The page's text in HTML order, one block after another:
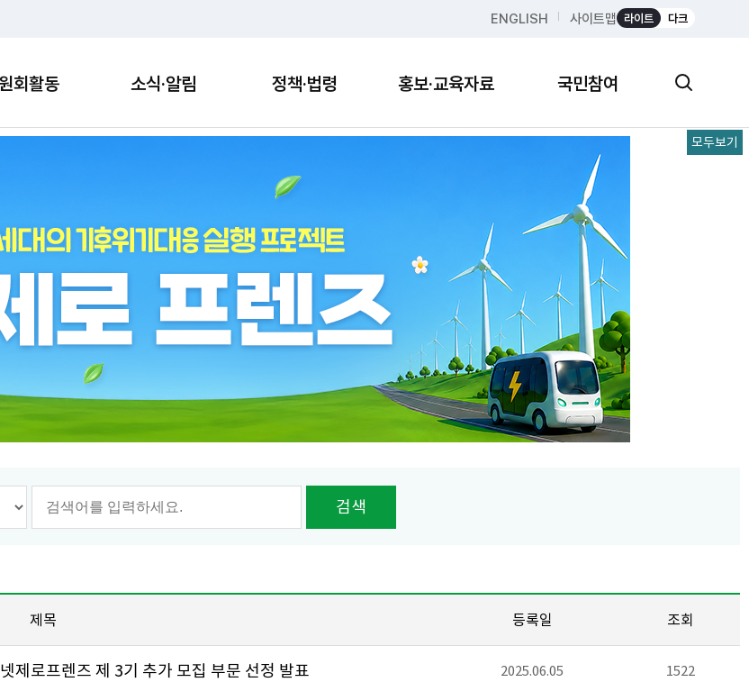
ENGLISH 사이트맵 라이트 다크
회활동 소식·알림 정책·법령 홍보·교육자료 국민참여
모두보기
검색
제목 등록일 조회
제로프렌즈 제 3기 추가 모집 부문 선정 발표 2025.06.05 1522